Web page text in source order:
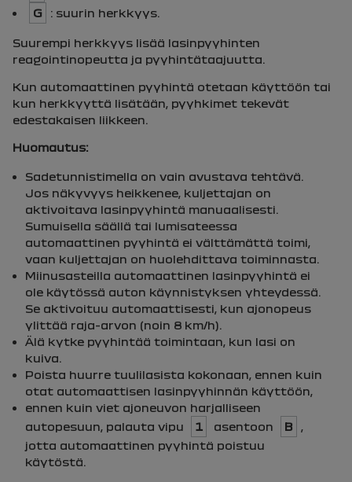
G
: suurin herkkyys.
Suurempi herkkyys lisää lasinpyyhinten
reagointinopeutta ja pyyhintätaajuutta.
Kun automaattinen pyyhintä otetaan käyttöön tai
kun herkkyyttä lisätään, pyyhkimet tekevät
edestakaisen liikkeen.
Huomautus:
Sadetunnistimella on vain avustava tehtävä.
Jos näkyvyys heikkenee, kuljettajan on
aktivoitava lasinpyyhintä manuaalisesti.
Sumuisella säällä tai lumisateessa
automaattinen pyyhintä ei välttämättä toimi,
vaan kuljettajan on huolehdittava toiminnasta.
Miinusasteilla automaattinen lasinpyyhintä ei
ole käytössä auton käynnistyksen yhteydessä.
Se aktivoituu automaattisesti, kun ajonopeus
ylittää raja-arvon (noin 8 km/h).
Älä kytke pyyhintää toimintaan, kun lasi on
kuiva.
Poista huurre tuulilasista kokonaan, ennen kuin
otat automaattisen lasinpyyhinnän käyttöön,
ennen kuin viet ajoneuvon harjalliseen
autopesuun, palauta vipu
1 asentoon B
jotta automaattinen pyyhintä poistuu
käytöstä.